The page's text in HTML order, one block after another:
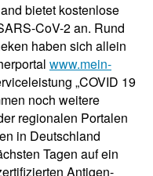
bietet kostenlose
CoV-2 an. Rund
haben sich allein
www.mein-
„COVID 19
noch weitere
regionalen Portalen
in Deutschland
Tagen auf ein
Antigen-